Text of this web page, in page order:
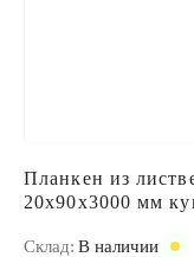
Планкен из
20x90x3000 мм
Склад: В наличии